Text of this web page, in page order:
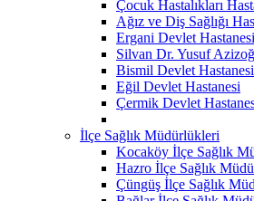
Çocuk Hastalıkları
Ağız ve Diş Sağlığı
Ergani Devlet Hastanesi
Silvan Dr. Yusuf
Bismil Devlet Hastanesi
Eğil Devlet Hastanesi
Çermik Devlet
İlçe Sağlık Müdürlükleri
Kocaköy İlçe Sağlık
Hazro İlçe Sağlık
Çüngüş İlçe Sağlık